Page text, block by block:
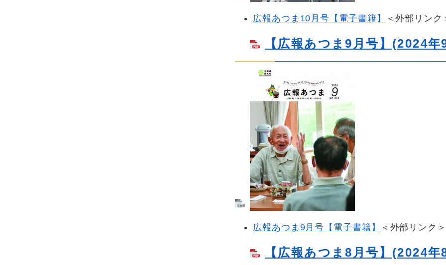
広報あつま10月号【電子書籍】 ＜外部リンク
【広報あつま9月号】(2024年
広報あつま9月号【電子書籍】 ＜外部リンク＞
【広報あつま8月号】(2024年